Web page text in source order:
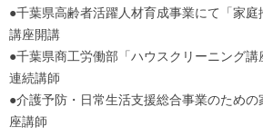
●千葉県高齢者活躍人材育成事業にて「家
講座開講
●千葉県商工労働部「ハウスクリーニング
連続講師
●介護予防・日常生活支援総合事業のため
座講師